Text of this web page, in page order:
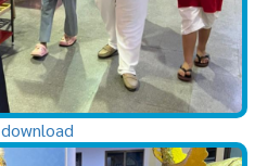
download